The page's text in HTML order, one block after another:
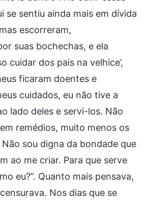
se sentiu ainda mais em dívida
escorreram,
suas bochechas, e ela
cuidar dos pais na velhice’,
ficaram doentes e
cuidados, eu não tive a
lado deles e servi-los. Não
remédios, muito menos os
Não sou digna da bondade que
ao me criar. Para que serve
eu?”. Quanto mais pensava,
Nos dias que se